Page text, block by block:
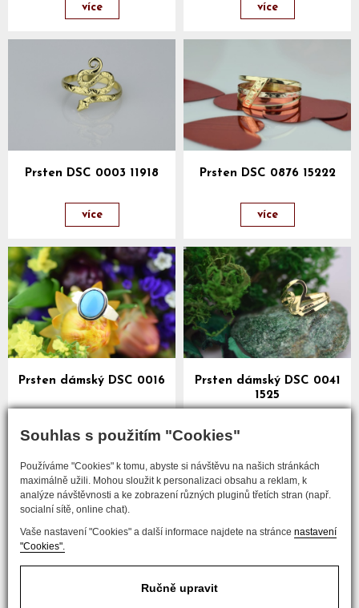
Souhlas s použitím "Cookies"
Používáme "Cookies" k tomu, abyste si návštěvu na našich stránkách
maximálně užili. Mohou sloužit k personalizaci obsahu a reklam, k
analýze návštěvnosti a ke zobrazení různých pluginů třetích stran (např.
socialní sítě, online chat).
Vaše nastavení "Cookies" a další informace najdete na stránce nastavení
"Cookies".
Ručně upravit
více více
Prsten DSC 0003 11918
více
Prsten DSC 0876 15222
více
Prsten dámský DSC 0016
Prsten dámský DSC 0041
1525
předchozí
1 13 14
následující